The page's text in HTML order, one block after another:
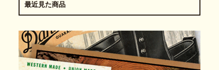
最近見た商品